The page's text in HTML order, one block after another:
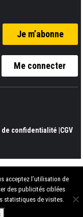
Je m’abonne
Me connecter
confidentialité |CGV
acceptez l’utilisation de
des publicités ciblées
statistiques de visites.